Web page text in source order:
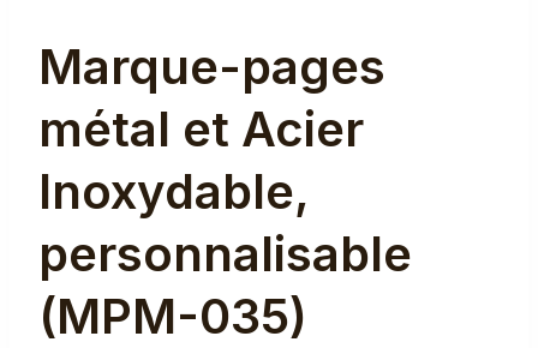
Marque-pages
métal et Acier
Inoxydable,
personnalisable
(MPM-035)